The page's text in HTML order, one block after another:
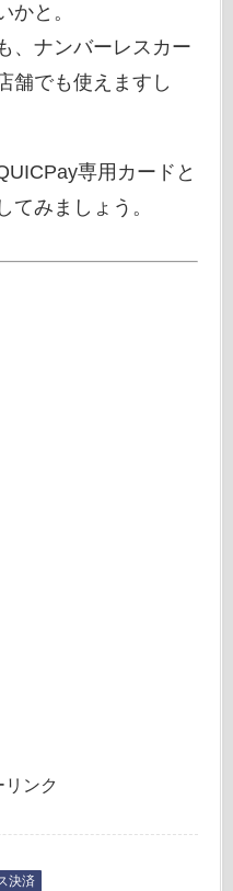
かと。
、ナンバーレスカー
舗でも使えますし
専用カードと
てみましょう。
リンク
決済